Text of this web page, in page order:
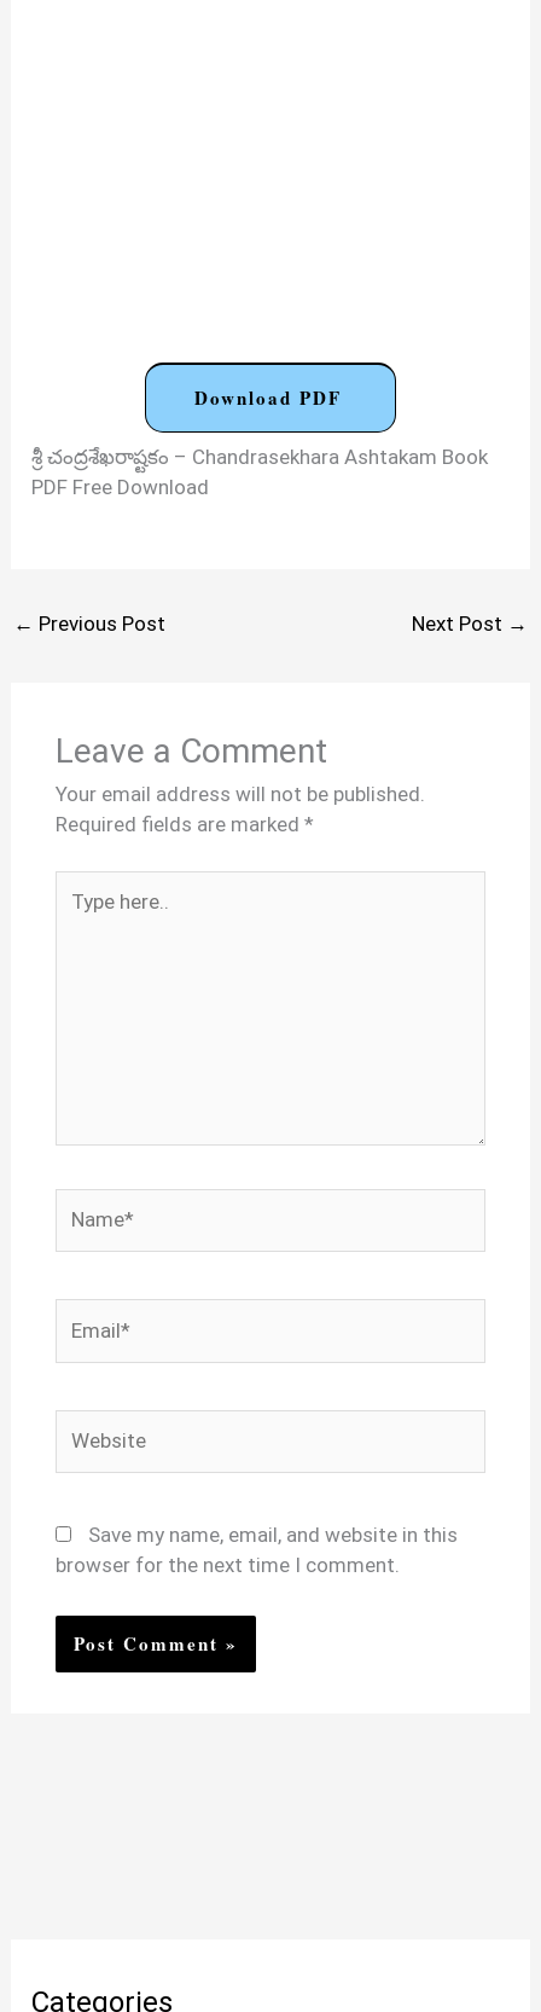
Download PDF
శ్రీ చంద్రశేఖరాష్టకం – Chandrasekhara Ashtakam Book
PDF Free Download
← Previous Post Next Post →
Leave a Comment
Your email address will not be published.
Required fields are marked *
here..
Save my name, email, and website in this
browser for the next time I comment.
Categories